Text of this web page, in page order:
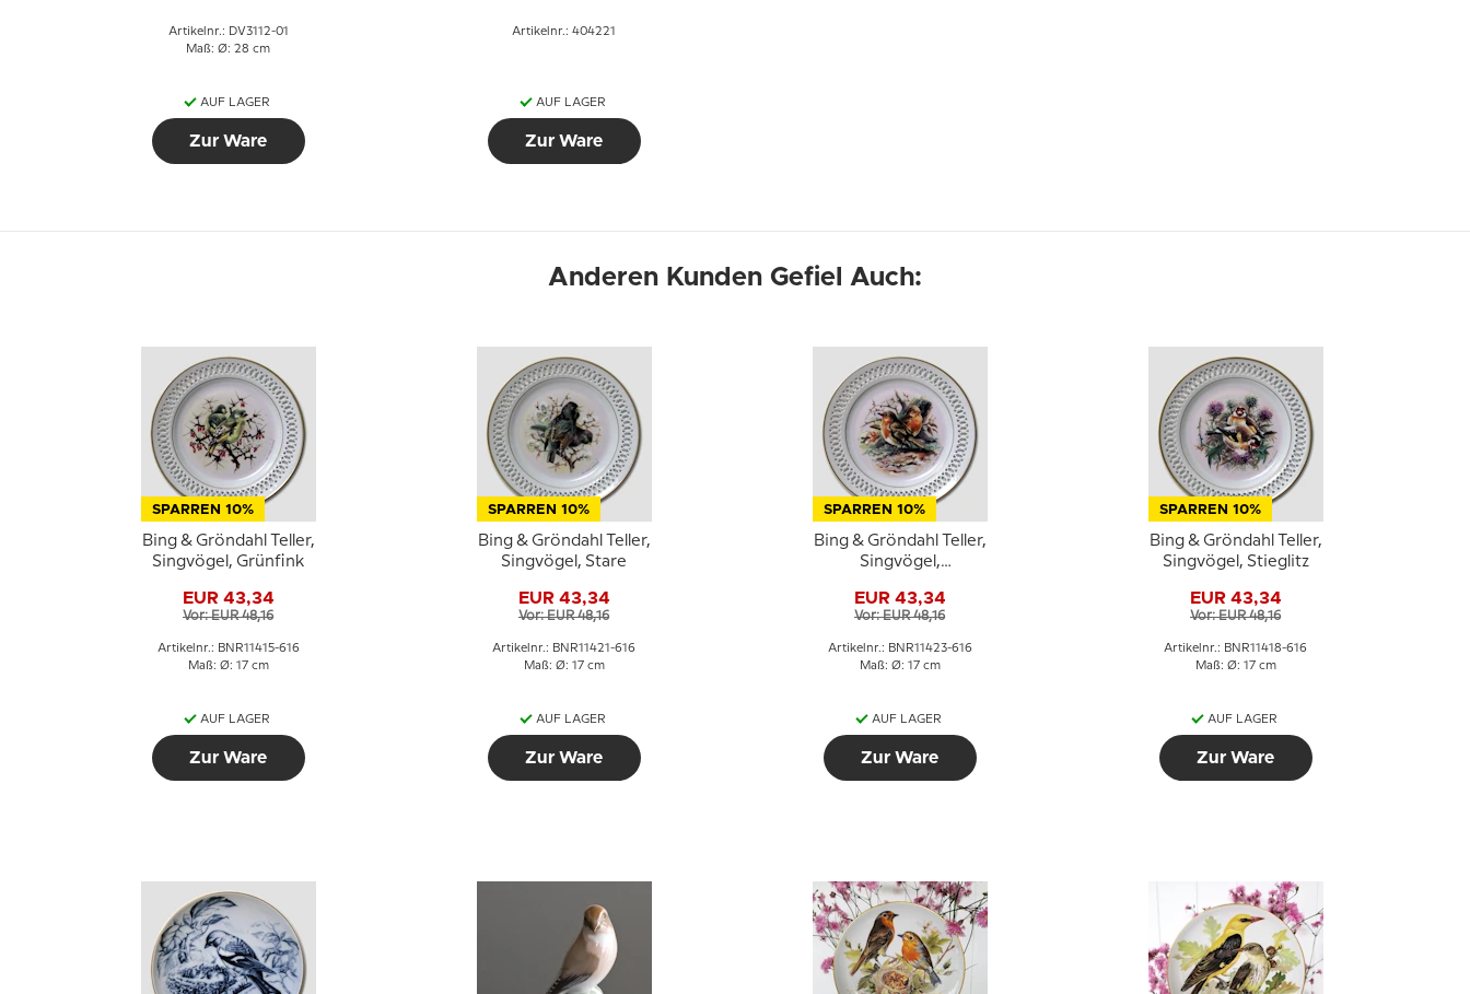
Artikelnr.: DV3112-01
Maß: Ø: 28 cm
AUF LAGER
Zur Ware
Artikelnr.: 404221
AUF LAGER
Zur Ware
Anderen Kunden Gefiel Auch:
SPARREN 10%
Bing & Gröndahl Teller,
Singvögel, Grünfink
EUR 43,34
Vor: EUR 48,16
Artikelnr.: BNR11415-616
Maß: Ø: 17 cm
AUF LAGER
Zur Ware
SPARREN 10%
Bing & Gröndahl Teller,
Singvögel, Stare
EUR 43,34
Vor: EUR 48,16
Artikelnr.: BNR11421-616
Maß: Ø: 17 cm
AUF LAGER
Zur Ware
SPARREN 10%
Bing & Gröndahl Teller,
Singvögel,
EUR 43,34
Vor: EUR 48,16
Artikelnr.: BNR11423-616
Maß: Ø: 17 cm
AUF LAGER
Zur Ware
SPARREN 10%
Bing & Gröndahl Teller,
Singvögel, Stieglitz
EUR 43,34
Vor: EUR 48,16
Artikelnr.: BNR11418-616
Maß: Ø: 17 cm
AUF LAGER
Zur Ware